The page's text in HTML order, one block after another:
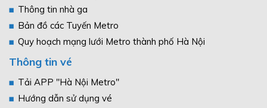
Thông tin nhà ga
Bản đồ các Tuyến Metro
Quy hoạch mạng lưới Metro thành phố Hà Nội
Thông tin vé
Tải APP "Hà Nội Metro"
Hướng dẫn sử dụng vé